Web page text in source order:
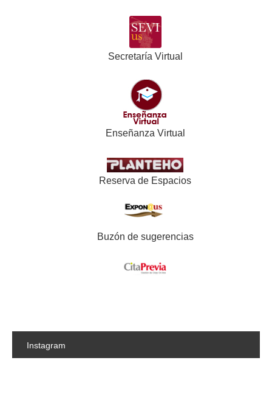
Secretaría Virtual
Enseñanza Virtual
Reserva de Espacios
Buzón de sugerencias
Instagram